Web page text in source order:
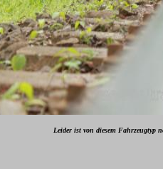
Leider ist von diesem